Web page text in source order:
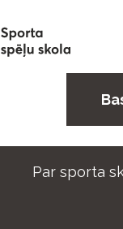
Par sporta